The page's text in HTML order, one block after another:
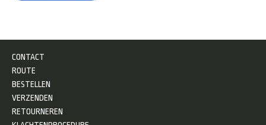
CONTACT
ROUTE
BESTELLEN
VERZENDEN
RETOURNEREN